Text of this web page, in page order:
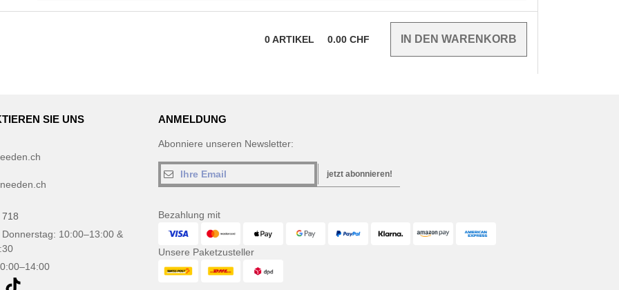
0ARTIKEL 0.00 CHF
SIE UNS
10:00–13:00 &
ANMELDUNG
Abonniere unseren Newsletter:
jetzt abonnieren!
Bezahlung mit
Unsere Paketzusteller